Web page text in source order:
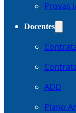
Provas
Docentes
ADD
Plano